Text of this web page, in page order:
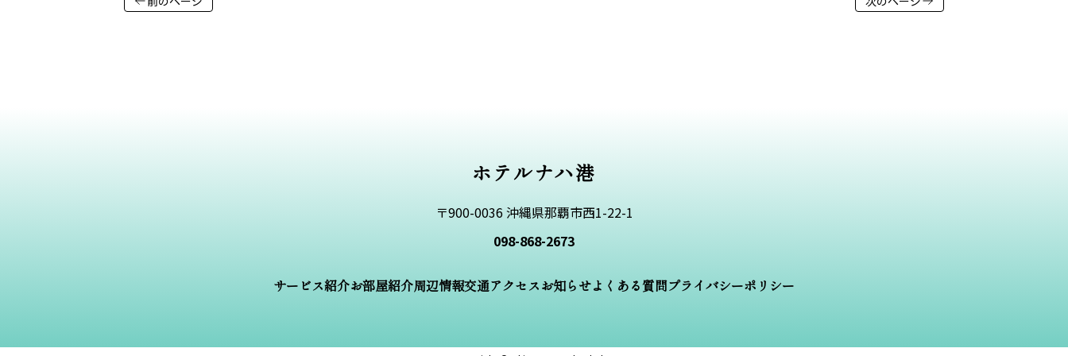
ホテルナハ港
サービス紹介お部屋紹介周辺情報交通アクセスお知らせよくある質問プライバシーポリシー
〒900-0036 沖縄県那覇市西1-22-1
098-868-2673